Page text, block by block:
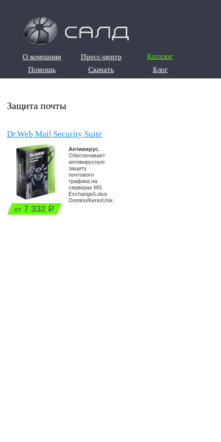
О компании
О компании Пресс-центр
Пресс-центр
Каталог
Помощь
Помощь Скачать
Скачать Блог
Блог
Защита почты
Dr.Web Mail Security Suite
от7 332 Р
Антивирус.
Обеспечивает
антивирусную
защиту
почтового
трафика на
серверах MS
Exchange/Lotus
Domino/Kerio/Unix.